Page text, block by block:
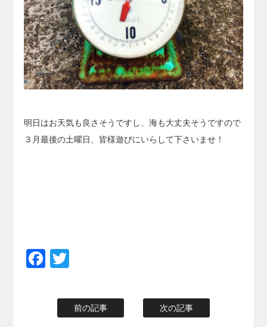
明日はお天気も良さそうですし、海も大丈夫そうですので
３月最後の土曜日、皆様遊びにいらして下さいませ！
Facebook
前の記事 次の記事